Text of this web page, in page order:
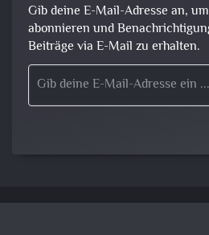
Gib deine E-Mail-Adresse an,
abonnieren und
Beiträge via E-Mail zu erhalten.
Gib deine E-Mail-Adresse ein ...